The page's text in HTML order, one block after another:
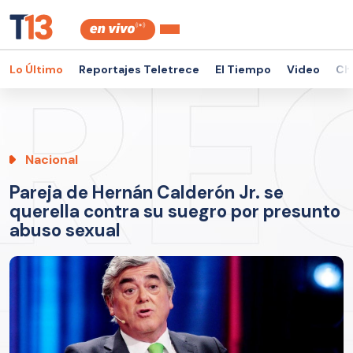
Lo Último Reportajes Teletrece El Tiempo Video
Nacional
Pareja de Hernán Calderón Jr. se
querella contra su suegro por presunto
abuso sexual